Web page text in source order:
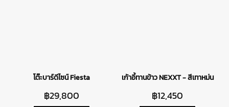
โต๊ะบาร์ดีไซน์ Fiesta
฿29,800
เก้าอี้ทานข้าว NEXXT - สีเทาหม่น
฿12,450